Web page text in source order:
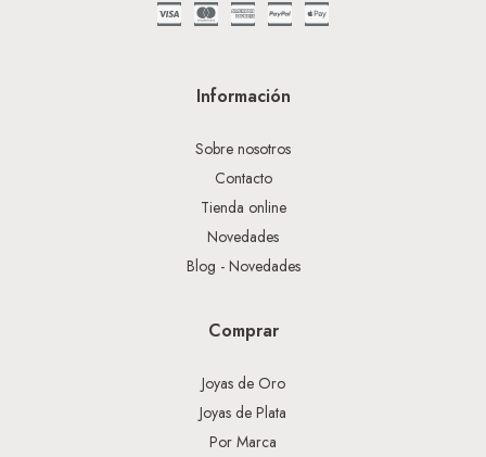
Información
Sobre nosotros
Contacto
Tienda online
Novedades
Blog - Novedades
Comprar
Joyas de Oro
Joyas de Plata
Por Marca